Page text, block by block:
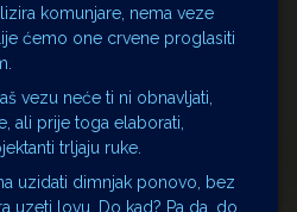
komunjare, nema veze
ćemo one crvene proglasiti
vezu neće ti ni obnavljati,
ali prije toga elaborati,
trljaju ruke.
uzidati dimnjak ponovo, bez
uzeti lovu. Do kad? Pa da, do